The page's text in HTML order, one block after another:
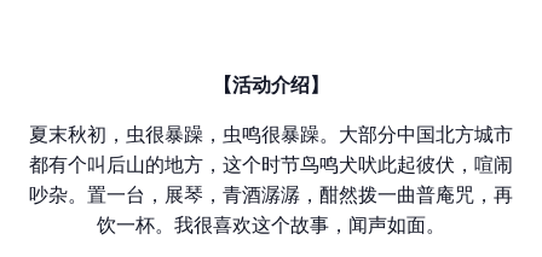
【活动介绍】
夏末秋初，虫很暴躁，虫鸣很暴躁。大部分中国北方城市
都有个叫后山的地方，这个时节鸟鸣犬吠此起彼伏，喧闹
吵杂。置一台，展琴，青酒潺潺，酣然拨一曲普庵咒，再
饮一杯。我很喜欢这个故事，闻声如面。